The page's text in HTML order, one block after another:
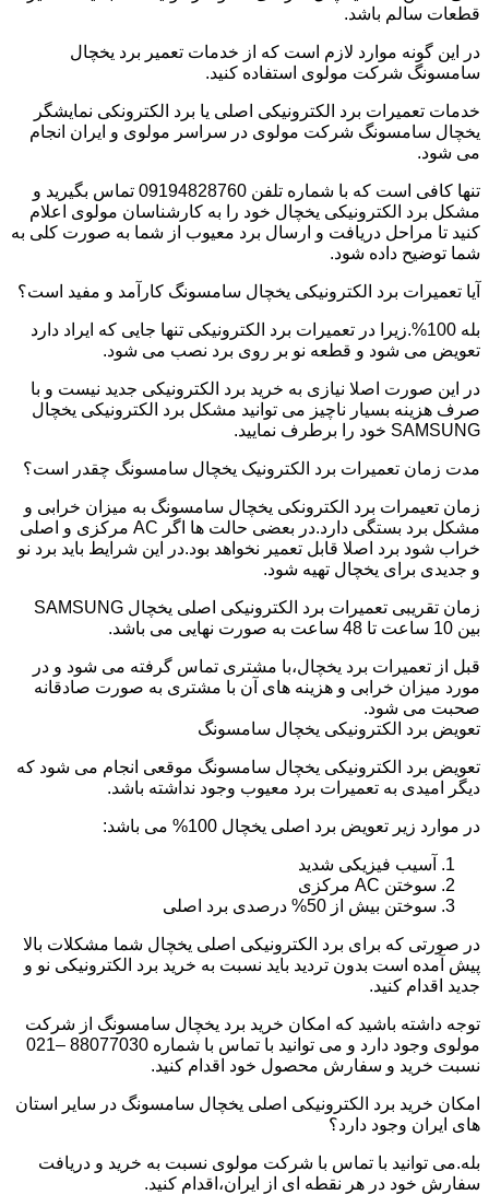
قطعات سالم باشد.
در این گونه موارد لازم است که از خدمات تعمیر برد یخچال
سامسونگ شرکت مولوی استفاده کنید.
خدمات تعمیرات برد الکترونیکی اصلی یا برد الکترونکی نمایشگر
یخچال سامسونگ شرکت مولوی در سراسر مولوی و ایران انجام
می شود.
تنها کافی است که با شماره تلفن 09194828760 تماس بگیرید و
مشکل برد الکترونیکی یخچال خود را به کارشناسان مولوی اعلام
کنید تا مراحل دریافت و ارسال برد معیوب از شما به صورت کلی به
شما توضیح داده شود.
آیا تعمیرات برد الکترونیکی یخچال سامسونگ کارآمد و مفید است؟
بله 100%.زیرا در تعمیرات برد الکترونیکی تنها جایی که ایراد دارد
تعویض می شود و قطعه نو بر روی برد نصب می شود.
در این صورت اصلا نیازی به خرید برد الکترونیکی جدید نیست و با
صرف هزینه بسیار ناچیز می توانید مشکل برد الکترونیکی یخچال
SAMSUNG خود را برطرف نمایید.
مدت زمان تعمیرات برد الکترونیک یخچال سامسونگ چقدر است؟
زمان تعیمرات برد الکترونکی یخچال سامسونگ به میزان خرابی و
مشکل برد بستگی دارد.در بعضی حالت ها اگر AC مرکزی و اصلی
خراب شود برد اصلا قابل تعمیر نخواهد بود.در این شرایط باید برد نو
و جدیدی برای یخچال تهیه شود.
زمان تقریبی تعمیرات برد الکترونیکی اصلی یخچال SAMSUNG
بین 10 ساعت تا 48 ساعت به صورت نهایی می باشد.
قبل از تعمیرات برد یخچال،با مشتری تماس گرفته می شود و در
مورد میزان خرابی و هزینه های آن با مشتری به صورت صادقانه
صحبت می شود.
تعویض برد الکترونیکی یخچال سامسونگ
تعویض برد الکترونیکی یخچال سامسونگ موقعی انجام می شود که
دیگر امیدی به تعمیرات برد معیوب وجود نداشته باشد.
در موارد زیر تعویض برد اصلی یخچال 100% می باشد:
آسیب فیزیکی شدید
سوختن AC مرکزی
سوختن بیش از 50% درصدی برد اصلی
در صورتی که برای برد الکترونیکی اصلی یخچال شما مشکلات بالا
پیش آمده است بدون تردید باید نسبت به خرید برد الکترونیکی نو و
جدید اقدام کنید.
توجه داشته باشید که امکان خرید برد یخچال سامسونگ از شرکت
مولوی وجود دارد و می توانید با تماس با شماره 88077030 –021
نسبت خرید و سفارش محصول خود اقدام کنید.
امکان خرید برد الکترونیکی اصلی یخچال سامسونگ در سایر استان
های ایران وجود دارد؟
بله.می توانید با تماس با شرکت مولوی نسبت به خرید و دریافت
سفارش خود در هر نقطه ای از ایران،اقدام کنید.